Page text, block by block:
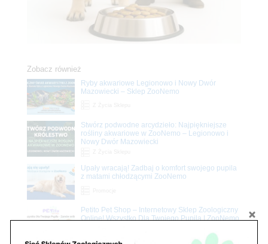
Zobacz również
Ryby akwariowe Legionowo i Nowy Dwór
Mazowiecki – Sklep ZooNemo
Stwórz podwodne arcydzieło: Najpiękniejsze
rośliny akwariowe w ZooNemo – Legionowo i
Nowy Dwór Mazowiecki
Upały wracają! Zadbaj o komfort swojego pupila
z matami chłodzącymi ZooNemo
Petito Pet Shop – Internetowy Sklep Zoologiczny
Online! Wszystko Dla Twojego Pupila | ZooNemo